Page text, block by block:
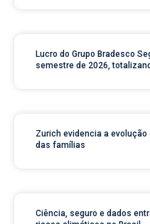
Lucro do Grupo Bradesco
semestre de 2026,
Zurich evidencia a
das famílias
Ciência, seguro e dados